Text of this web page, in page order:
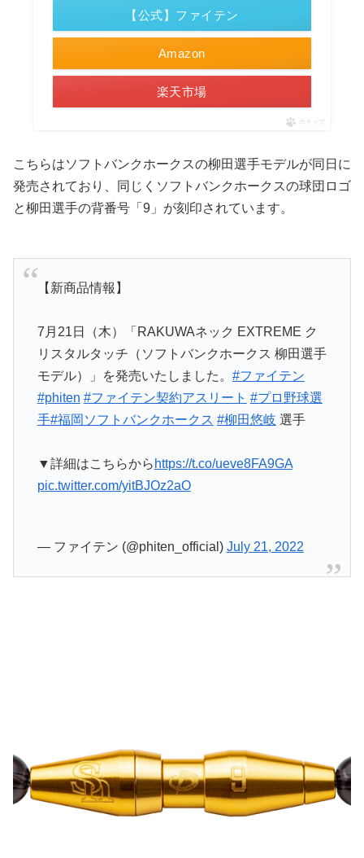
Amazon
楽天市場
【公式】ファイテン
ポチップ
こちらはソフトバンクホークスの柳田選手モデルが同日に
発売されており、同じくソフトバンクホークスの球団ロゴ
と柳田選手の背番号「9」が刻印されています。
【新商品情報】
7月21日（木）「RAKUWAネック EXTREME ク
リスタルタッチ（ソフトバンクホークス 柳田選手
モデル）」を発売いたしました。 #ファイテン
#phiten #ファイテン契約アスリート #プロ野球選
手#福岡ソフトバンクホークス #柳田悠岐 選手
▼詳細はこちらから https://t.co/ueve8FA9GA
pic.twitter.com/yitBJOz2aO
— ファイテン (@phiten_official) July 21, 2022